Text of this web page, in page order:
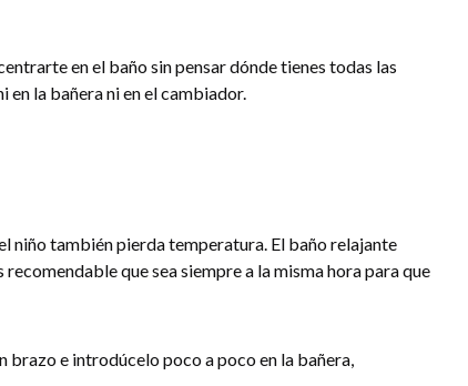
en el baño sin pensar dónde tienes todas las
en la bañera ni en el cambiador.
niño también pierda temperatura. El baño relajante
recomendable que sea siempre a la misma hora para que
brazo e introdúcelo poco a poco en la bañera,